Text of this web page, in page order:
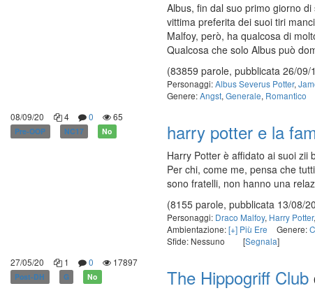
Albus, fin dal suo primo giorno
vittima preferita dei suoi tiri
Malfoy, però, ha qualcosa di
Qualcosa che solo Albus può
(83859 parole, pubblicata 26/09/
Personaggi:Albus Severus Potter,
Genere:Angst, Generale, Romantico
08/09/20
4 0 65
Pre-OOP NC17 No harry potter e la
Harry Potter è affidato ai suoi zii
Per chi, come me, pensa che
sono fratelli, non hanno una
(8155 parole, pubblicata 13/08/
Personaggi: Draco Malfoy, Harry Potter,
Ambientazione:[+] Più Ere Genere:
Sfide: Nessuno
[Segnala]
27/05/20
1 0 17897
Post-DH G No The Hippogriff Club